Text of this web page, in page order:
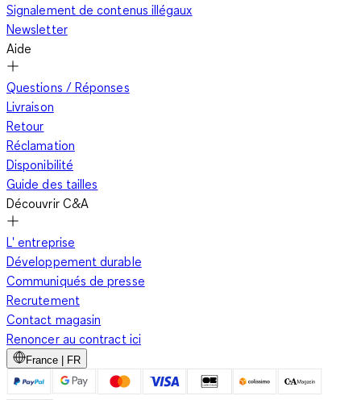
Signalement de contenus illégaux
Newsletter
Aide
Questions / Réponses
Livraison
Retour
Réclamation
Disponibilité
Guide des tailles
Découvrir C&A
L' entreprise
Développement durable
Communiqués de presse
Recrutement
Contact magasin
Renoncer au contract ici
France | FR